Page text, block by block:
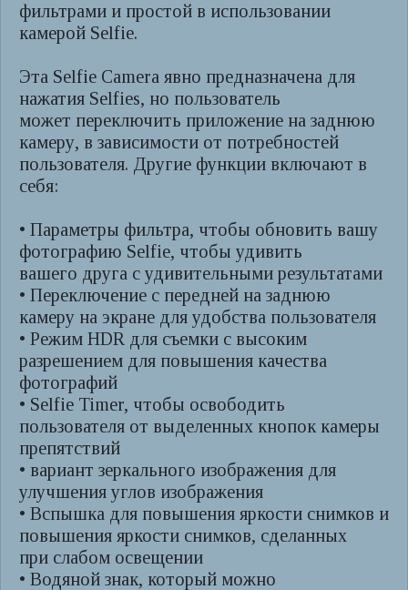
фильтрами и простой в использовании
камерой Selfie.
Эта Selfie Camera явно предназначена для
нажатия Selfies, но пользователь
может переключить приложение на заднюю
камеру, в зависимости от потребностей
пользователя. Другие функции включают в
себя:
• Параметры фильтра, чтобы обновить вашу
фотографию Selfie, чтобы удивить
вашего друга с удивительными результатами
• Переключение с передней на заднюю
камеру на экране для удобства пользователя
• Режим HDR для съемки с высоким
разрешением для повышения качества
фотографий
• Selfie Timer, чтобы освободить
пользователя от выделенных кнопок камеры
препятствий
• вариант зеркального изображения для
улучшения углов изображения
• Вспышка для повышения яркости снимков и
повышения яркости снимков, сделанных
при слабом освещении
• Водяной знак, который можно